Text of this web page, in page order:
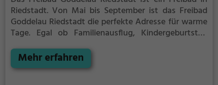
Riedstadt. Von Mai bis September ist das Freibad
Goddelau Riedstadt die perfekte Adresse für warme
Tage. Egal ob Familienausflug, Kindergeburtstag
Goddelau Riedstadt kommt jeder auf seine Kosten.
Bei gutem Wetter kann die Freibadsaison im Freibad
Mehr erfahren